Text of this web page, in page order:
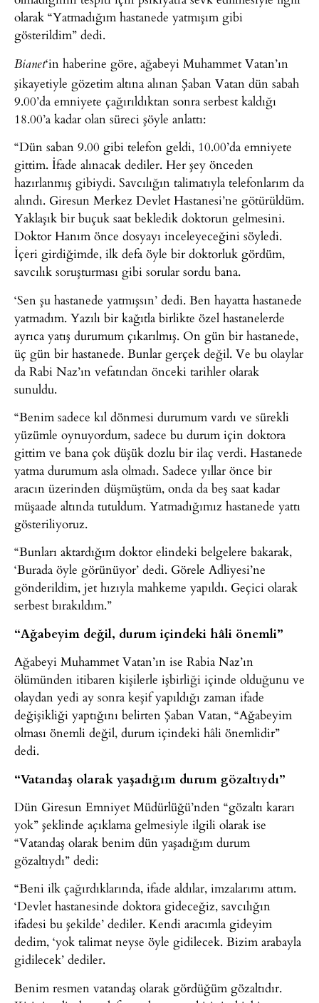
olarak “Yatmadığım hastanede yatmışım gibi
gösterildim” dedi.
Bianet‘in haberine göre, ağabeyi Muhammet Vatan’ın
şikayetiyle gözetim altına alınan Şaban Vatan dün sabah
9.00’da emniyete çağırıldıktan sonra serbest kaldığı
18.00’a kadar olan süreci şöyle anlattı:
“Dün saban 9.00 gibi telefon geldi, 10.00’da emniyete
gittim. İfade alınacak dediler. Her şey önceden
hazırlanmış gibiydi. Savcılığın talimatıyla telefonlarım da
alındı. Giresun Merkez Devlet Hastanesi’ne götürüldüm.
Yaklaşık bir buçuk saat bekledik doktorun gelmesini.
Doktor Hanım önce dosyayı inceleyeceğini söyledi.
İçeri girdiğimde, ilk defa öyle bir doktorluk gördüm,
savcılık soruşturması gibi sorular sordu bana.
‘Sen şu hastanede yatmışsın’ dedi. Ben hayatta hastanede
yatmadım. Yazılı bir kağıtla birlikte özel hastanelerde
ayrıca yatış durumum çıkarılmış. On gün bir hastanede,
üç gün bir hastanede. Bunlar gerçek değil. Ve bu olaylar
da Rabi Naz’ın vefatından önceki tarihler olarak
sunuldu.
“Benim sadece kıl dönmesi durumum vardı ve sürekli
yüzümle oynuyordum, sadece bu durum için doktora
gittim ve bana çok düşük dozlu bir ilaç verdi. Hastanede
yatma durumum asla olmadı. Sadece yıllar önce bir
aracın üzerinden düşmüştüm, onda da beş saat kadar
müşaade altında tutuldum. Yatmadığımız hastanede yattı
gösteriliyoruz.
“Bunları aktardığım doktor elindeki belgelere bakarak,
‘Burada öyle görünüyor’ dedi. Görele Adliyesi’ne
gönderildim, jet hızıyla mahkeme yapıldı. Geçici olarak
serbest bırakıldım.”
“Ağabeyim değil, durum içindeki hâli önemli”
Ağabeyi Muhammet Vatan’ın ise Rabia Naz’ın
ölümünden itibaren kişilerle işbirliği içinde olduğunu ve
olaydan yedi ay sonra keşif yapıldığı zaman ifade
değişikliği yaptığını belirten Şaban Vatan, “Ağabeyim
olması önemli değil, durum içindeki hâli önemlidir”
dedi.
“Vatandaş olarak yaşadığım durum gözaltıydı”
Dün Giresun Emniyet Müdürlüğü’nden “gözaltı kararı
yok” şeklinde açıklama gelmesiyle ilgili olarak ise
“Vatandaş olarak benim dün yaşadığım durum
gözaltıydı” dedi:
“Beni ilk çağırdıklarında, ifade aldılar, imzalarımı attım.
‘Devlet hastanesinde doktora gideceğiz, savcılığın
ifadesi bu şekilde’ dediler. Kendi aracımla gideyim
dedim, ‘yok talimat neyse öyle gidilecek. Bizim arabayla
gidilecek’ dediler.
Benim resmen vatandaş olarak gördüğüm gözaltıdır.